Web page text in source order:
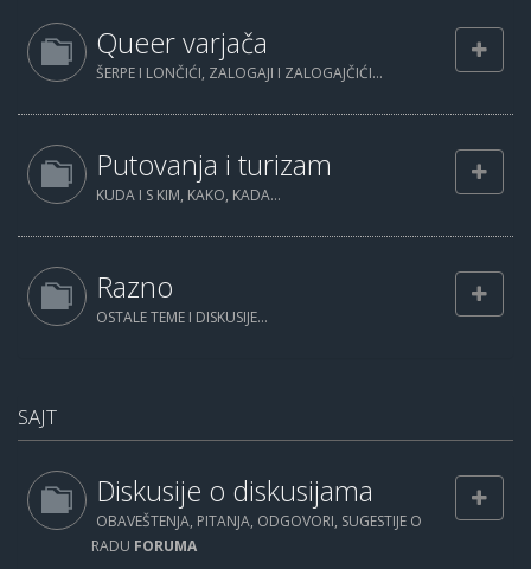
Queer varjača
ŠERPE I LONČIĆI, ZALOGAJI I ZALOGAJČIĆI...
Putovanja i turizam
KUDA I S KIM, KAKO, KADA...
Razno
OSTALE TEME I DISKUSIJE...
SAJT
Diskusije o diskusijama
OBAVEŠTENJA, PITANJA, ODGOVORI, SUGESTIJE O
RADU FORUMA